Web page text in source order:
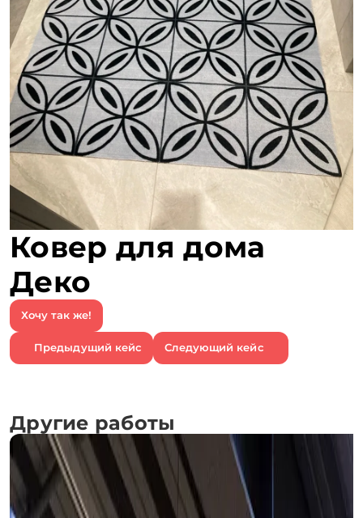
Ковер для дома
Деко
Хочу так же!
Предыдущий кейс Следующий кейс
Другие работы